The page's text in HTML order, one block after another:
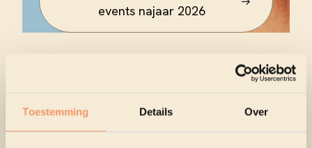
Toestemming Details Over
events najaar 2026